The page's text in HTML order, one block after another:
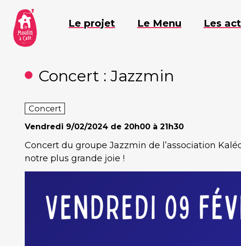
contenu
Le projet Le Menu Les
Concert : Jazzmin
Concert
Vendredi 9/02/2024 de 20h00 à 21h30
Concert du groupe Jazzmin de l’association
notre plus grande joie !